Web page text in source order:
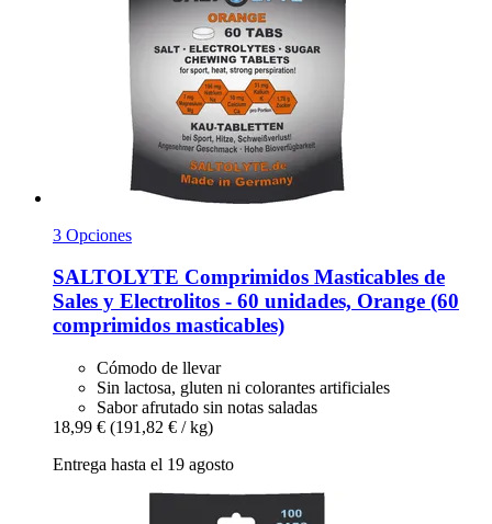
3 Opciones
SALTOLYTE Comprimidos Masticables de
Sales y Electrolitos -​ 60 unidades, Orange (60
comprimidos masticables)
Cómodo de llevar
Sin lactosa, gluten ni colorantes artificiales
Sabor afrutado sin notas saladas
18,99 € (191,82 € / kg)
Entrega hasta el 19 agosto